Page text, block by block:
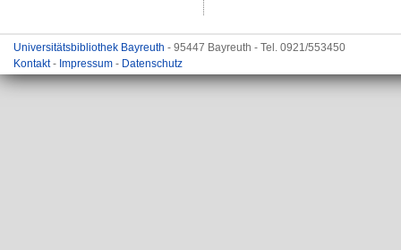
Universitätsbibliothek Bayreuth - 95447 Bayreuth - Tel. 0921/553450
Kontakt- Impressum - Datenschutz